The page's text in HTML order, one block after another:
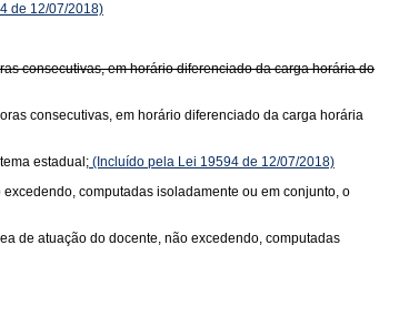
de 12/07/2018)
consecutivas, em horário diferenciado da carga horária do
consecutivas, em horário diferenciado da carga horária
estadual; (Incluído pela Lei 19594 de 12/07/2018)
computadas isoladamente ou em conjunto, o
de atuação do docente, não excedendo, computadas